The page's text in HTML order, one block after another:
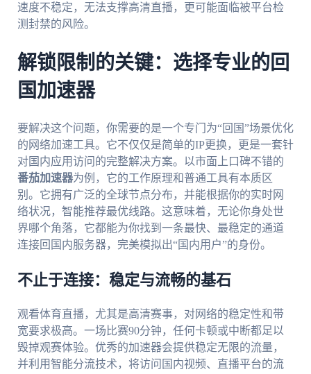
速度不稳定，无法支撑高清直播，更可能面临被平台检
测封禁的风险。
解锁限制的关键：选择专业的回
国加速器
要解决这个问题，你需要的是一个专门为“回国”场景优化
的网络加速工具。它不仅仅是简单的IP更换，更是一套针
对国内应用访问的完整解决方案。以市面上口碑不错的
番茄加速器为例，它的工作原理和普通工具有本质区
别。它拥有广泛的全球节点分布，并能根据你的实时网
络状况，智能推荐最优线路。这意味着，无论你身处世
界哪个角落，它都能为你找到一条最快、最稳定的通道
连接回国内服务器，完美模拟出“国内用户”的身份。
不止于连接：稳定与流畅的基石
观看体育直播，尤其是高清赛事，对网络的稳定性和带
宽要求极高。一场比赛90分钟，任何卡顿或中断都足以
毁掉观赛体验。优秀的加速器会提供稳定无限的流量，
并利用智能分流技术，将访问国内视频、直播平台的流